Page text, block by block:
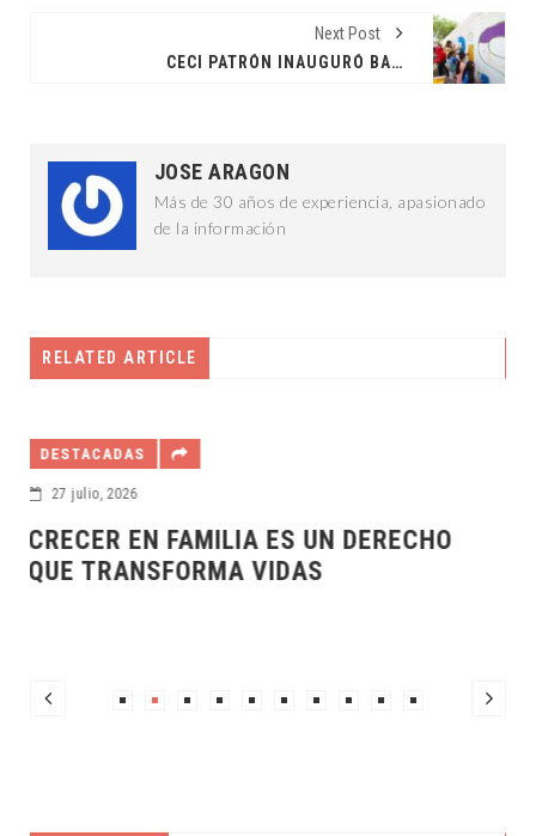
Next Post
CECI PATRÓN INAUGURÓ BARRIO LAPIS
JOSE ARAGON
Más de 30 años de experiencia, apasionado
de la información
RELATED ARTICLE
DEPORTES
21 julio, 2026
ESTE CAMPAMENTO REPRESENTA UN
ESPACIO PARA APRENDER ,